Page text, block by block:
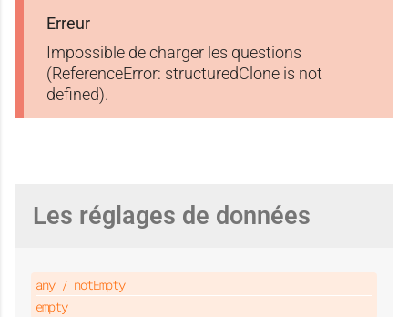
Erreur
Impossible de charger les questions
(ReferenceError: structuredClone is not
defined).
Les réglages de données
any / notEmpty
empty